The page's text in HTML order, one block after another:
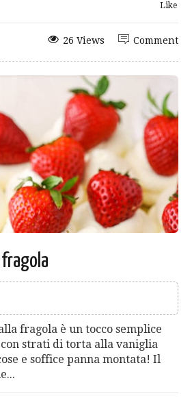
Like
Comment
26 Views
fragola è un tocco semplice
con strati di torta alla vaniglia
e soffice panna montata! Il